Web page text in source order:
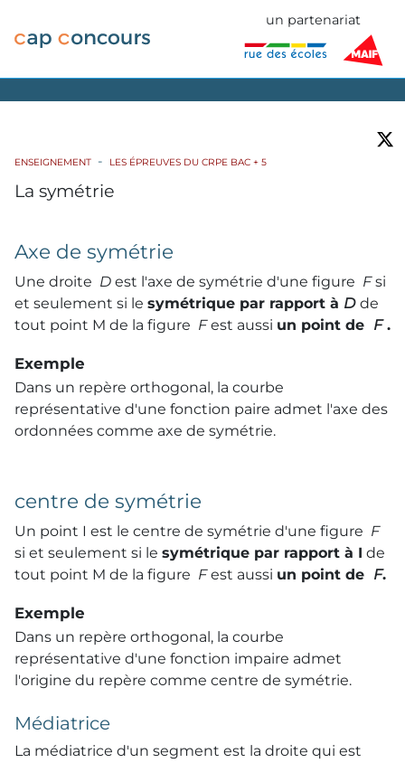
un partenariat
ENSEIGNEMENT LES ÉPREUVES DU CRPE BAC + 5
La symétrie
Axe de symétrie
Une droite D est l'axe de symétrie d'une figure Fsi
et seulement si le symétrique par rapport à D de
tout point M de la figure Fest aussi un point de F.
Exemple
Dans un repère orthogonal, la courbe
représentative d'une fonction paire admet l'axe des
ordonnées comme axe de symétrie.
centre de symétrie
Un point I est le centre de symétrie d'une figure F
si et seulement si le symétrique par rapport à I de
tout point M de la figure Fest aussi un point de F.
Exemple
Dans un repère orthogonal, la courbe
représentative d'une fonction impaire admet
l'origine du repère comme centre de symétrie.
Médiatrice
La médiatrice d'un segment est la droite qui est